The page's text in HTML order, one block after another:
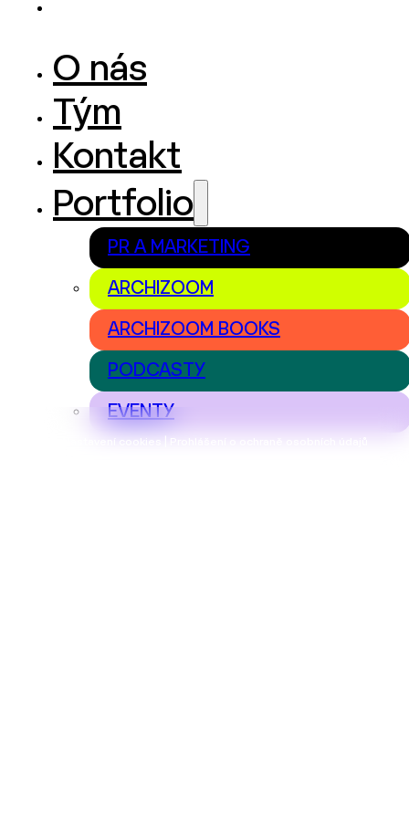
Nastavení cookies | Prohlášení o ochraně osobních údajů
O nás
Tým
Kontakt
Portfolio
PR A MARKETING
ARCHIZOOM
ARCHIZOOM BOOKS
PODCASTY
EVENTY